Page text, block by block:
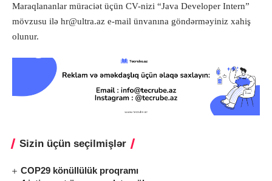
Maraqlananlar müraciət üçün CV-nizi “Java Developer Intern”
mövzusu ilə hr@ultra.az e-mail ünvanına göndərməyiniz xahiş
olunur.
Sizin üçün seçilmişlər
COP29 könüllülük proqramı